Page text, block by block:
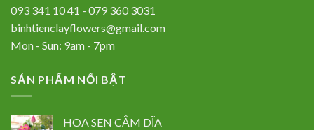
093 341 10 41 - 079 360 3031
binhtienclayflowers@gmail.com
Mon - Sun: 9am - 7pm
SẢN PHẨM NỔI BẬT
HOA SEN CẮM DĨA